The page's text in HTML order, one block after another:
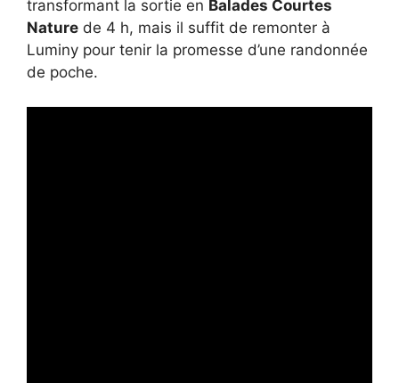
transformant la sortie en Balades Courtes
Nature de 4 h, mais il suffit de remonter à
Luminy pour tenir la promesse d’une randonnée
de poche.